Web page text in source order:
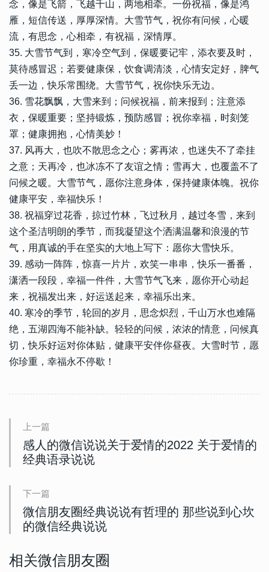
念，像是飞箭，飞越千山，两地相牵。一份祝福，像是鸿
雁，短信传送，厚厚深情。大雪节气，祝你有问候，心暖
流，有思念，心相牵，有祝福，深情厚。
35. 大雪节气到，寒冷空气到，保暖要记牢，添衣要及时，
莫待感冒迟；若要健康保，饮食调清淡，心情安定好，脾气
丢一边，快乐常围绕。大雪节气，祝你快乐无边。
36. 雪花飘飘，大雪来到；问候祝福，前来报到；注意添
衣，保暖重要；坚持锻炼，预防感冒；祝你幸福，时刻笼
罩；健康拥抱，心情美妙！
37. 风再大，也吹不散思念之心；雾再浓，也迷失不了牵挂
之意；天再冷，也冰冻不了友谊之情；雪再大，也覆盖不了
问候之暖。大雪节气，愿你注意身体，保持健康体魄。祝你
健康平安，幸福快乐！
38. 祝福穿过花香，掠过竹林，飞过秋月，越过冬雪，来到
这个圣洁明朗的季节，而我凝望这个洒满温馨和浪漫的节
气，用真诚的手在坚实的大地上写下：愿你大雪快乐。
39. 感动一阵阵，惊喜一片片，欢笑一串串，快乐一番番，
潇洒一段段，幸福一件件，大雪节气飞来，愿你开心动起
来，祝福发出来，好运送起来，幸福乐出来。
40. 寒冷的季节，轮回的岁月，思念炽烈，千山万水也难隔
绝，五湖四海不能补缺。轻轻的问候，浓浓的情意，问候真
切，快乐好运对你体贴，健康平安伴你昼夜。大雪时节，愿
你珍重，幸福永不停歇！
上一篇
感人的微信说说关于爱情的2022 关于爱情的
经典语录说说
下一篇
微信朋友圈经典说说有哲理的 那些说到心坎
的微信经典说说
相关微信朋友圈